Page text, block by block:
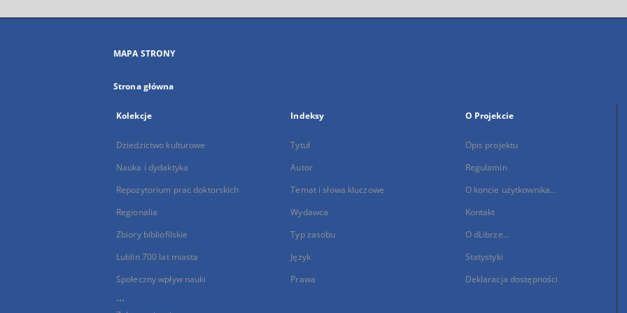
MAPA STRONY
Strona główna
Kolekcje
Dziedzictwo kulturowe
Nauka i dydaktyka
Repozytorium prac doktorskich
Regionalia
Zbiory bibliofilskie
Lublin 700 lat miasta
Społeczny wpływ nauki
...
Indeksy
Tytuł
Autor
Temat i słowa kluczowe
Wydawca
Typ zasobu
Język
Prawa
O Projekcie
Opis projektu
Regulamin
O koncie użytkownika...
Kontakt
O dLibrze...
Statystyki
Deklaracja dostępności